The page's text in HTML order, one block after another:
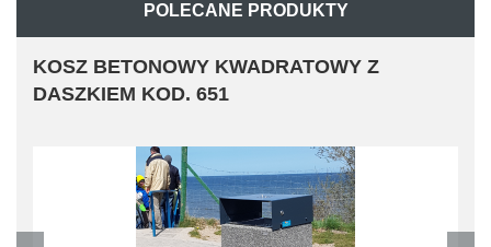
POLECANE PRODUKTY
KOSZ BETONOWY KWADRATOWY Z
DASZKIEM KOD. 651